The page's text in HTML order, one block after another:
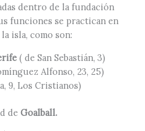
dentro de la fundación
funciones se practican en
isla, como son:
( de San Sebastián, 3)
Alfonso, 23, 25)
9, Los Cristianos)
de Goalball.